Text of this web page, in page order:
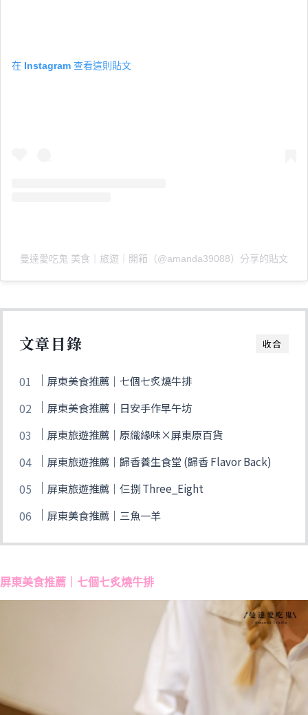
在 Instagram 查看這則貼文
曼達愛吃鬼 美食｜旅遊｜開箱（@amanda39088）分享的貼文
收合
文章目錄
屏東美食推薦｜七個七炙燒牛排
屏東美食推薦｜日安手作早午坊
屏東旅遊推薦｜原織緣味×屏東原百貨
屏東旅遊推薦｜歸香養生食堂 (歸香 Flavor Back)
屏東旅遊推薦｜仨捌 Three_Eight
屏東美食推薦｜三魚一羊
屏東美食推薦｜ 七個七炙燒牛排